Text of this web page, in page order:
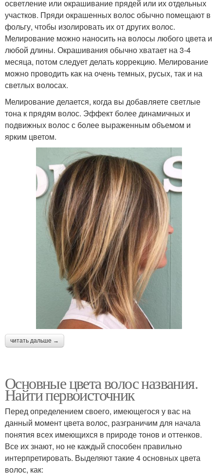
осветление или окрашивание прядей или их отдельных
участков. Пряди окрашенных волос обычно помещают в
фольгу, чтобы изолировать их от других волос.
Мелирование можно наносить на волосы любого цвета и
любой длины. Окрашивания обычно хватает на 3-4
месяца, потом следует делать коррекцию. Мелирование
можно проводить как на очень темных, русых, так и на
светлых волосах.
Мелирование делается, когда вы добавляете светлые
тона к прядям волос. Эффект более динамичных и
подвижных волос с более выраженным объемом и
ярким цветом.
читать дальше →
Основные цвета волос названия.
Найти первоисточник
Перед определением своего, имеющегося у вас на
данный момент цвета волос, разграничим для начала
понятия всех имеющихся в природе тонов и оттенков.
Все их знают, но не каждый способен правильно
интерпретировать. Выделяют такие 4 основных цвета
волос, как: